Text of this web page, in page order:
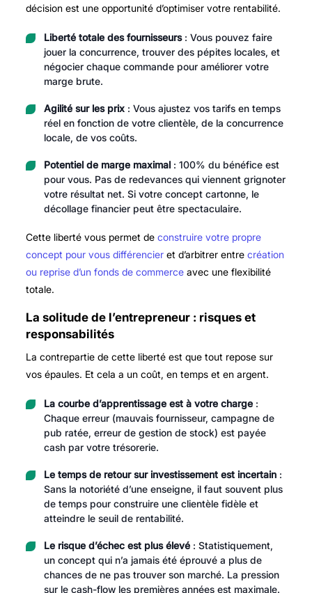
décision est une opportunité d’optimiser votre rentabilité.
Liberté totale des fournisseurs: Vous pouvez faire
jouer la concurrence, trouver des pépites locales, et
négocier chaque commande pour améliorer votre
marge brute.
Agilité sur les prix: Vous ajustez vos tarifs en temps
réel en fonction de votre clientèle, de la concurrence
locale, de vos coûts.
Potentiel de marge maximal: 100% du bénéfice est
pour vous. Pas de redevances qui viennent grignoter
votre résultat net. Si votre concept cartonne, le
décollage financier peut être spectaculaire.
Cette liberté vous permet de construire votre propre
concept pour vous différencieret d’arbitrer entre création
ou reprise d’un fonds de commerceavec une flexibilité
totale.
La solitude de l’entrepreneur : risques et
responsabilités
La contrepartie de cette liberté est que tout repose sur
vos épaules. Et cela a un coût, en temps et en argent.
La courbe d’apprentissage est à votre charge:
Chaque erreur (mauvais fournisseur, campagne de
pub ratée, erreur de gestion de stock) est payée
cash par votre trésorerie.
Le temps de retour sur investissement est incertain:
Sans la notoriété d’une enseigne, il faut souvent plus
de temps pour construire une clientèle fidèle et
atteindre le seuil de rentabilité.
Le risque d’échec est plus élevé: Statistiquement,
un concept qui n’a jamais été éprouvé a plus de
chances de ne pas trouver son marché. La pression
sur le cash-flow les premières années est maximale.